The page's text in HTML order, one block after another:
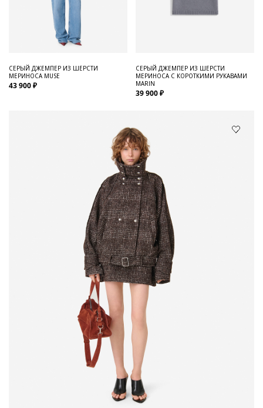
СЕРЫЙ ДЖЕМПЕР ИЗ ШЕРСТИ
МЕРИНОСА MUSE
43 900 ₽
СЕРЫЙ ДЖЕМПЕР ИЗ ШЕРСТИ
МЕРИНОСА С КОРОТКИМИ РУКАВАМИ
MARIN
39 900 ₽